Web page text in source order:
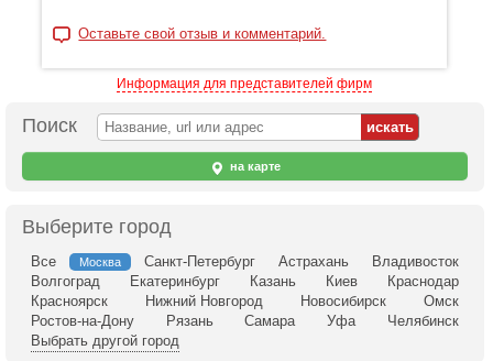
Оставьте свой отзыв и комментарий.
Информация для представителей фирм
Поиск
на карте
Выберите город
Все Москва Санкт-Петербург Астрахань
Владивосток
Волгоград
Екатеринбург Казань Киев
Краснодар
Красноярск
Нижний Новгород Новосибирск
Омск
Ростов-на-Дону
Рязань Самара Уфа
Челябинск
Выбрать другой город